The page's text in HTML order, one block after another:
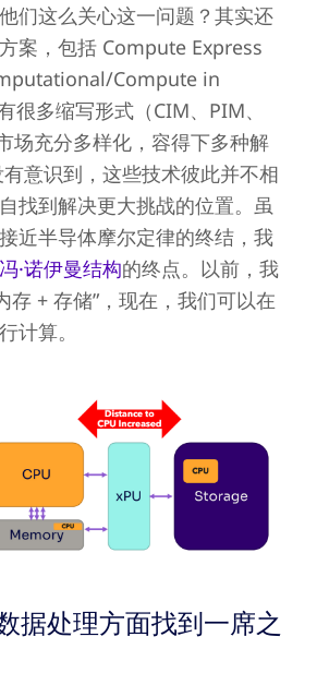
们这么关心这一问题？其实还
案，包括 Compute Express
Compute in
很多缩写形式（CIM、PIM、
场充分多样化，容得下多种解
意识到，这些技术彼此并不相
找到解决更大挑战的位置。虽
近半导体摩尔定律的终结，我
冯·诺伊曼结构的终点。以前，我
存 + 存储”，现在，我们可以在
计算。
据处理方面找到一席之